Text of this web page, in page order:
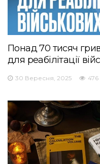
Понад 70 тисяч
для реабілітації
30 Вересня, 2025 476